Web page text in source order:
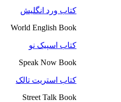
کتاب ورد انگلیش
World English Book
کتاب اسپیک نو
Speak Now Book
کتاب استریت تالک
Street Talk Book